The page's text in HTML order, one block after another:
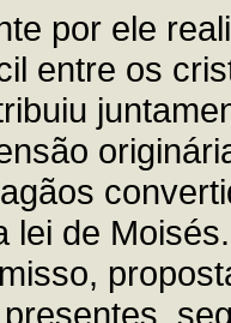
por ele
entre os
lei de